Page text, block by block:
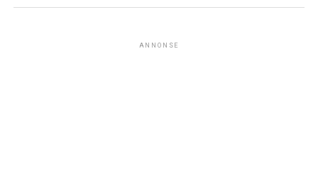
ANNONSE